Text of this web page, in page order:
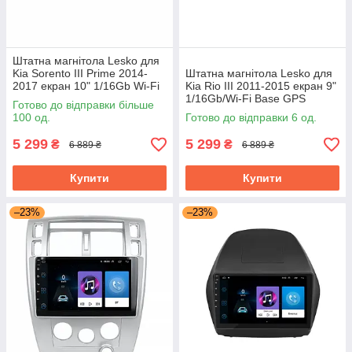
Штатна магнітола Lesko для
Kia Sorento III Prime 2014-
2017 екран 10" 1/16Gb Wi-Fi
Base GPS Android Кіа
Готово до відправки більше
100 од.
5 299 ₴ 6 889 ₴
Купити
Штатна магнітола Lesko для
Kia Rio III 2011-2015 екран 9"
1/16Gb/Wi-Fi Base GPS
Android кіа
Готово до відправки 6 од.
5 299 ₴ 6 889 ₴
Купити
–23% –23%